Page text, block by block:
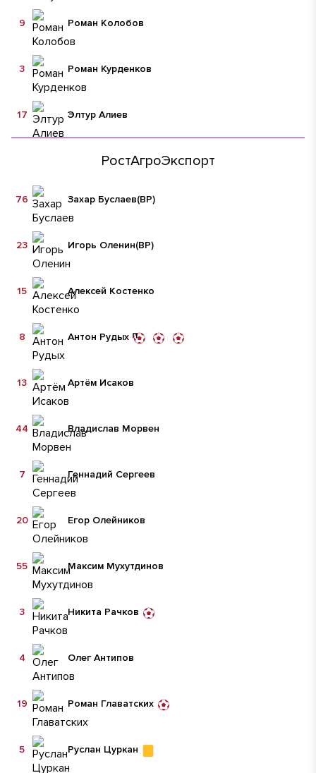
Роман Колобов
9
Роман Курденков
3
Элтур Алиев
17
РостАгроЭкспорт
Захар Буслаев(ВР)
76
Игорь Оленин(ВР)
23
Алексей Костенко
15
Антон Рудых
8
Артём Исаков
13
Владислав Морвен
44
Геннадий Сергеев
7
Егор Олейников
20
Максим Мухутдинов
55
Никита Рачков
3
Олег Антипов
4
Роман Главатских
19
Руслан Цуркан
5